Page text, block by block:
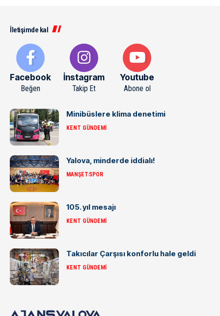
İletişimde kal
Facebook
Beğen
İnstagram
Takip Et
Youtube
Abone ol
Minibüslere klima denetimi
KENT GÜNDEMI
Yalova, minderde iddialı!
MANŞETSPOR
105. yıl mesajı
KENT GÜNDEMI
Takıcılar Çarşısı konforlu hale geldi
KENT GÜNDEMI